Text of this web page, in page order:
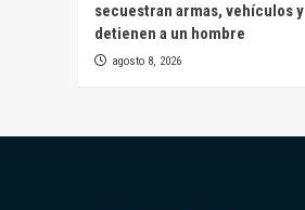
secuestran armas, vehículos y
detienen a un hombre
agosto 8, 2026